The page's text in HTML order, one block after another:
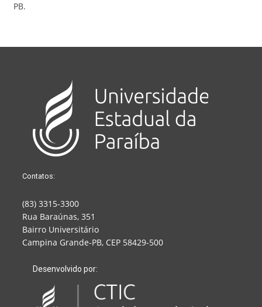
PB.
Contatos:
(83) 3315-3300
Rua Baraúnas, 351
Bairro Universitário
Campina Grande-PB, CEP 58429-500
Desenvolvido por: